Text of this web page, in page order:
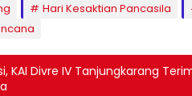
Hari Kesaktian Pancasila
KAI Divre IV Tanjungkarang